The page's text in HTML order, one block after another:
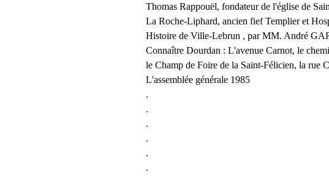
Thomas Rappouël, fondateur de l'église de
La Roche-Liphard, ancien fief Templier et
Histoire de Ville-Lebrun , par MM. André
Connaître Dourdan : L'avenue Carnot, le
le Champ de Foire de la Saint-Félicien, la
L'assemblée générale 1985
.
.
.
.
.
.